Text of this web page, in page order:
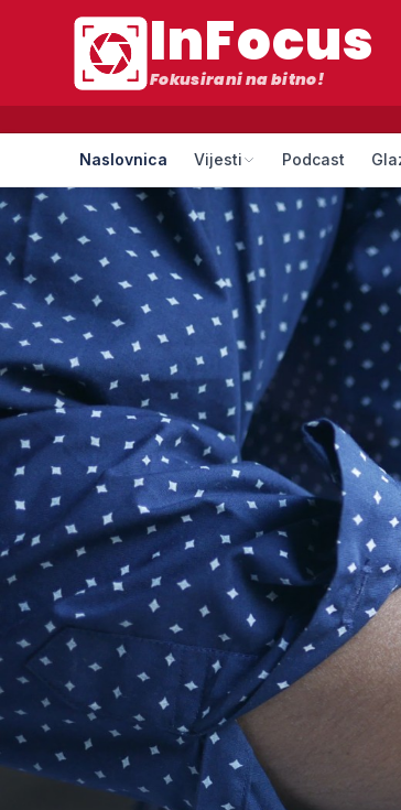
InFocus
Fokusirani na bitno!
Naslovnica Vijesti Podcast